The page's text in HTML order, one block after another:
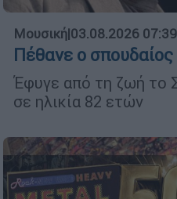
Μουσική|03.08.2026 07:39
Πέθανε ο
Έφυγε από τη ζωή το
σε ηλικία 82 ετών